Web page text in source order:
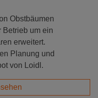
Obstbäumen
Betrieb um ein
erweitert.
Planung und
von Loidl.